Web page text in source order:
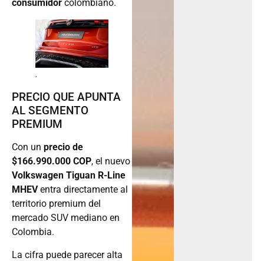
consumidor colombiano.
.
PRECIO QUE APUNTA
AL SEGMENTO
PREMIUM
Con un precio de
$166.990.000 COP, el nuevo
Volkswagen Tiguan R-Line
MHEVentra directamente al
territorio premium del
mercado SUV mediano en
Colombia.
La cifra puede parecer alta